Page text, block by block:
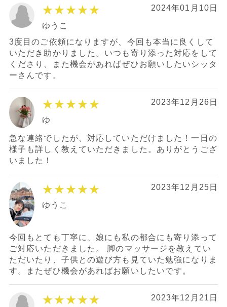
★★★★★ 2024年01月10日
ゆうこ
3度目のご依頼になりますが、今回も本当に良くして
いただき助かりました。いつも寄り添った対応をして
くださり、また機会があればぜひお願いしたいシッタ
ーさんです。
★★★★★ 2023年12月26日
ゆ
急な連絡でしたが、対応していただけました！一日の
様子も詳しく教えていただきました。ありがとうござ
いました！
★★★★★ 2023年12月25日
ゆうこ
今回もとても丁寧に、娘にも私の都合にも寄り添って
ご対応いただきました。 脚のマッサージを教えてい
ただいたり、子供との遊び方も見ていた勉強になりま
す。またぜひ機会があればお願いしたいです。
★★★★★ 2023年12月21日